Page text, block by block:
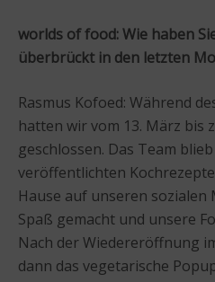
worlds of food:Wie haben
überbrückt in den letzten
Rasmus Kofoed: Während
hatten wir vom 13. März bis
geschlossen. Das Team
veröffentlichten
Hause auf unseren sozialen
Spaß gemacht und unsere
Nach der Wiedereröffnung
dann das vegetarische